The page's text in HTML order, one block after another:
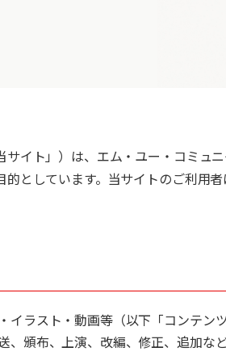
サイト」）は、エム・ユー・コミュ
的としています。当サイトのご利用
イラスト・動画等（以下「コンテ
、頒布、上演、改編、修正、追加な